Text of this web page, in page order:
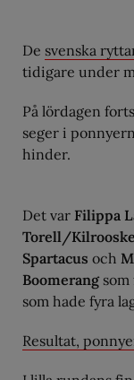
De svenska
tidigare under
På lördagen
seger i
hinder.
Det var Filippa
Torell/
Spartacus och
Boomerang
som hade fyra
Resultat,